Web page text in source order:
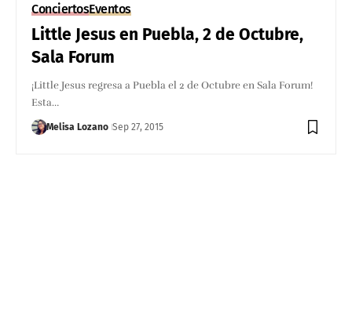
ConciertosEventos
Little Jesus en Puebla, 2 de Octubre,
Sala Forum
¡Little Jesus regresa a Puebla el 2 de Octubre en Sala Forum!
Esta…
Melisa Lozano Sep 27, 2015